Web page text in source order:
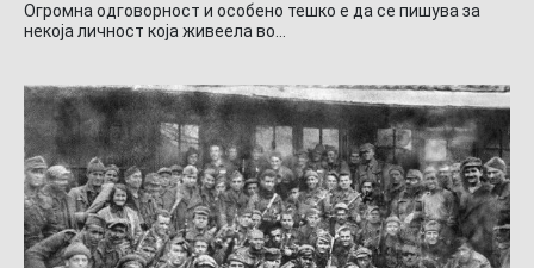
Огромна одговорност и особено тешко е да се пишува за
некоја личност која живеела во…